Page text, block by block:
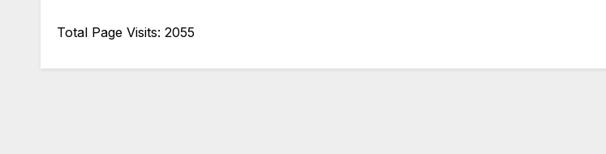
Total Page Visits: 2055